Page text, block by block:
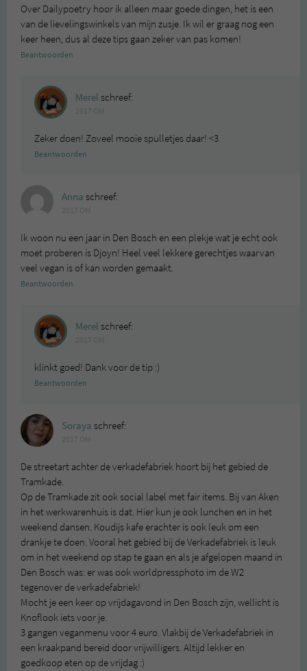
Over Dailypoetry hoor ik alleen maar goede dingen, het is een
van de lievelingswinkels van mijn zusje. Ik wil er graag nog een
keer heen, dus al deze tips gaan zeker van pas komen!
Beantwoorden
Merel schreef:
Zeker doen! Zoveel mooie spulletjes daar! <3
Beantwoorden
Anna schreef:
Ik woon nu een jaar in Den Bosch en een plekje wat je echt ook
moet proberen is Djoyn! Heel veel lekkere gerechtjes waarvan
veel vegan is of kan worden gemaakt.
Beantwoorden
Merel schreef:
klinkt goed! Dank voor de tip :)
Beantwoorden
Soraya schreef:
De streetart achter de verkadefabriek hoort bij het gebied de
Tramkade.
Op de Tramkade zit ook social label met fair items. Bij van Aken
in het werkwarenhuis is dat. Hier kun je ook lunchen en in het
weekend dansen. Koudijs kafe erachter is ook leuk om een
drankje te doen. Vooral het gebied bij de Verkadefabriek is leuk
om in het weekend op stap te gaan en als je afgelopen maand in
Den Bosch was: er was ook worldpressphoto im de W2
tegenover de verkadefabriek!
Mocht je een keer op vrijdagavond in Den Bosch zijn, wellicht is
Knoflook iets voor je.
3 gangen veganmenu voor 4 euro. Vlakbij de Verkadefabriek in
een kraakpand bereid door vrijwilligers. Altijd lekker en
goedkoop eten op de vrijdag :)